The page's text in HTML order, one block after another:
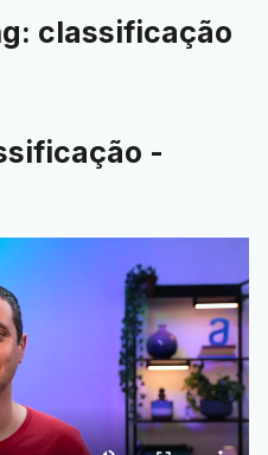
classificação
-